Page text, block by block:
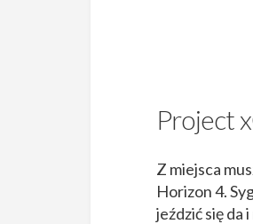
Project
Z miejsca
Horizon 4.
jeździć się da